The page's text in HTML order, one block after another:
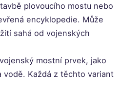
plovoucího mostu nebo
encyklopedie. Může
sahá od vojenských
mostní prvek, jako
vodě. Každá z těchto variant